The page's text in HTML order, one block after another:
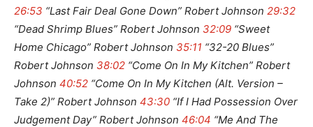
26:53 “Last Fair Deal Gone Down” Robert Johnson 29:32
“Dead Shrimp Blues” Robert Johnson 32:09 “Sweet
Home Chicago” Robert Johnson 35:11 “32-20 Blues”
Robert Johnson 38:02 “Come On In My Kitchen” Robert
Johnson 40:52 “Come On In My Kitchen (Alt. Version –
Take 2)” Robert Johnson 43:30 “If I Had Possession Over
Judgement Day” Robert Johnson 46:04 “Me And The